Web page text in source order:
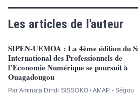
Les articles de l'auteur
SIPEN-UEMOA : La 4ème édition du
International des Professionnels de
l’Economie Numérique se poursuit à
Ouagadougou
Par Aminata Dindi SISSOKO / AMAP - Ségou